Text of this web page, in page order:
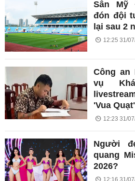
Sân Mỹ
đón đội
lại sau 2
12:25 31/
Công an
vụ
'Vua Quạt'
12:23 31/
Người
quang
2026?
12:16 31/